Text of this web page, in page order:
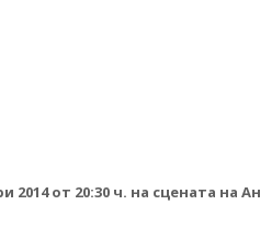
от 20:30 ч. на сцената на